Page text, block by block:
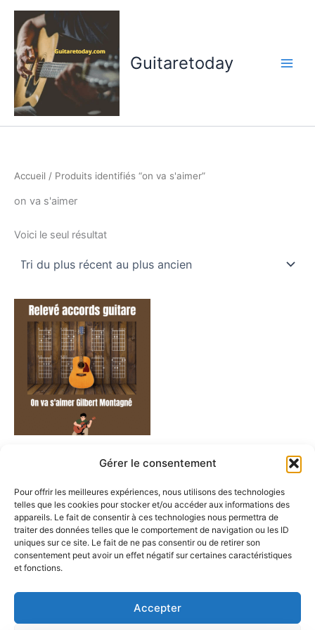
Gérer le consentement
Pour offrir les meilleures expériences, nous utilisons des technologies
telles que les cookies pour stocker et/ou accéder aux informations des
appareils. Le fait de consentir à ces technologies nous permettra de
traiter des données telles que le comportement de navigation ou les ID
uniques sur ce site. Le fait de ne pas consentir ou de retirer son
consentement peut avoir un effet négatif sur certaines caractéristiques
et fonctions.
Accepter
Aller
contenu
Guitaretoday
Accueil / Produits identifiés “on va s'aimer”
on va s'aimer
Voici le seul résultat
Accords guitare on va
0,00€
Ajouter au panier